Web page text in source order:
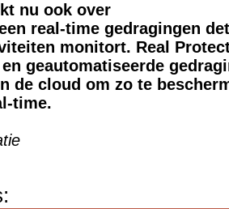
nu ook over
real-time gedragingen
monitort. Real
geautomatiseerde
de cloud om zo te
time.